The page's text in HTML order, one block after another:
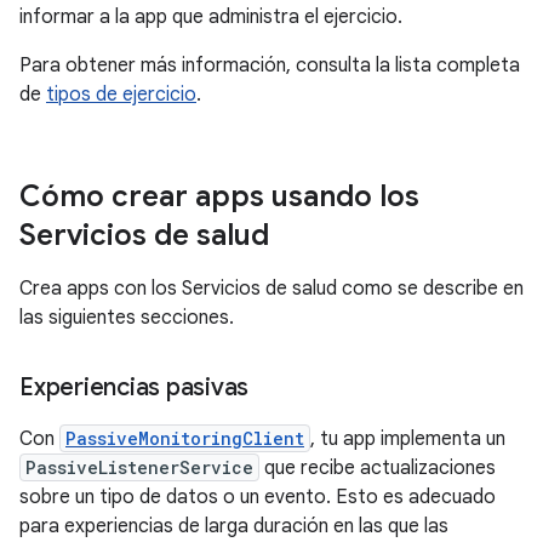
informar a la app que administra el ejercicio.
Para obtener más información, consulta la lista completa
de tipos de ejercicio.
Cómo crear apps usando los
Servicios de salud
Crea apps con los Servicios de salud como se describe en
las siguientes secciones.
Experiencias pasivas
Con PassiveMonitoringClient , tu app implementa un
PassiveListenerService que recibe actualizaciones
sobre un tipo de datos o un evento. Esto es adecuado
para experiencias de larga duración en las que las